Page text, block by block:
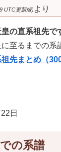
UTC更新版) より
の直系祖先で
至るまでの系
先まとめ（
日
の系譜